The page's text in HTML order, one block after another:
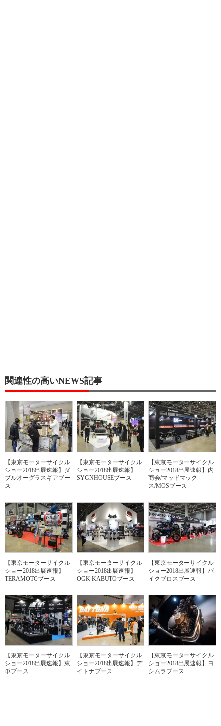
関連性の高いNEWS記事
【東京モーターサイクル
ショー2018出展速報】ダ
ブルオーグラスギアブー
ス
【東京モーターサイクル
ショー2018出展速報】
SYGNHOUSEブース
【東京モーターサイクル
ショー2018出展速報】内
商会/マッドマック
ス/MOSブース
【東京モーターサイクル
ショー2018出展速報】
TERAMOTOブース
【東京モーターサイクル
ショー2018出展速報】
OGK KABUTOブース
【東京モーターサイクル
ショー2018出展速報】バ
イクブロスブース
【東京モーターサイクル
ショー2018出展速報】東
単ブース
【東京モーターサイクル
ショー2018出展速報】デ
イトナブース
【東京モーターサイクル
ショー2018出展速報】ヨ
シムラブース